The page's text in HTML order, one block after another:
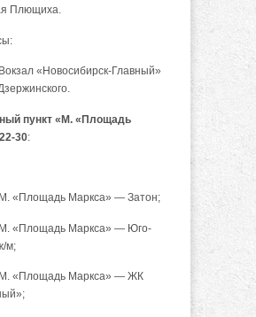
Плющиха.
«Новосибирск-Главный»
пункт «М. «Площадь
30:
«Площадь Маркса» — Затон;
«Площадь Маркса» — Юго-
м;
«Площадь Маркса» — ЖК